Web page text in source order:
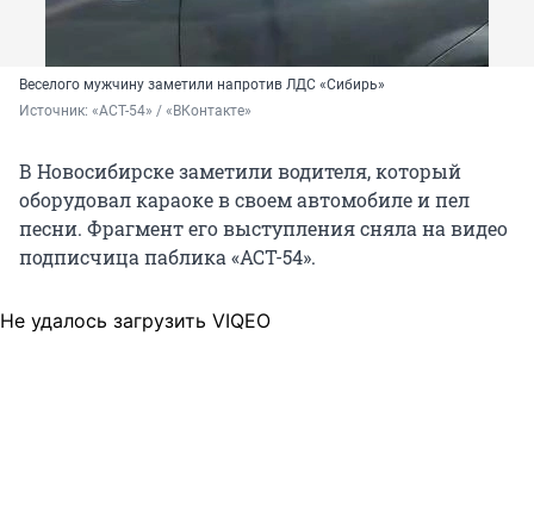
Веселого мужчину заметили напротив ЛДС «Сибирь»
Источник: «АСТ-54» / «ВКонтакте»
В Новосибирске заметили водителя, который
оборудовал караоке в своем автомобиле и пел
песни. Фрагмент его выступления сняла на видео
подписчица паблика «АСТ-54».
Не удалось загрузить VIQEO